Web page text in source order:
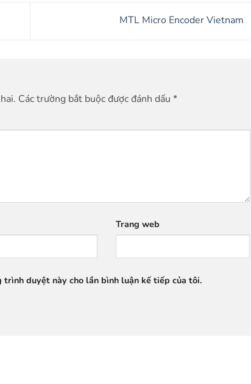
MTL Micro Encoder Vietnam
Các trường bắt buộc được đánh dấu *
Trang web
duyệt này cho lần bình luận kế tiếp của tôi.